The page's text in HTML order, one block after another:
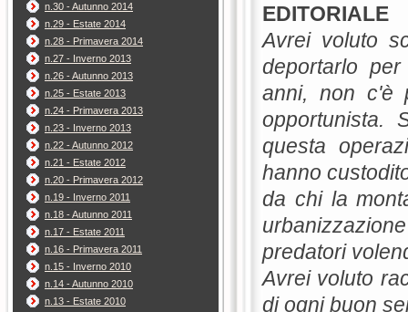
n.30 - Autunno 2014
n.29 - Estate 2014
n.28 - Primavera 2014
n.27 - Inverno 2013
n.26 - Autunno 2013
n.25 - Estate 2013
n.24 - Primavera 2013
n.23 - Inverno 2013
n.22 - Autunno 2012
n.21 - Estate 2012
n.20 - Primavera 2012
n.19 - Inverno 2011
n.18 - Autunno 2011
n.17 - Estate 2011
n.16 - Primavera 2011
n.15 - Inverno 2010
n.14 - Autunno 2010
n.13 - Estate 2010
EDITORIALE
Avrei voluto
deportarlo
anni, non c'è
opportunista.
questa
hanno
da chi la
predatori
Avrei voluto
di ogni buon